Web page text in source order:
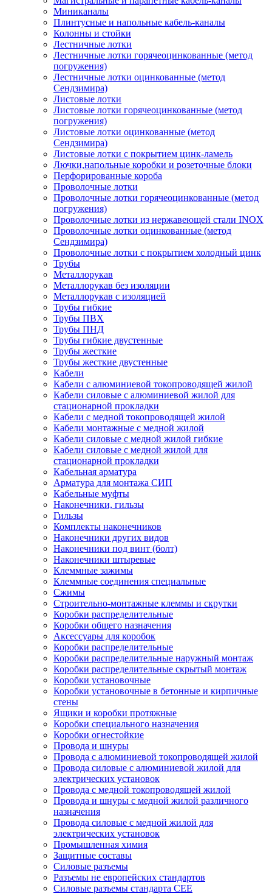
Миниканалы
Плинтусные и напольные кабель-каналы
Колонны и стойки
Лестничные лотки
Лестничные лотки горячеоцинкованные (метод
погружения)
Лестничные лотки оцинкованные (метод
Сендзимира)
Листовые лотки
Листовые лотки горячеоцинкованные (метод
погружения)
Листовые лотки оцинкованные (метод
Сендзимира)
Листовые лотки с покрытием цинк-ламель
Лючки,напольные коробки и розеточные блоки
Перфорированные короба
Проволочные лотки
Проволочные лотки горячеоцинкованные (метод
погружения)
Проволочные лотки из нержавеющей стали INOX
Проволочные лотки оцинкованные (метод
Сендзимира)
Проволочные лотки с покрытием холодный цинк
Трубы
Металлорукав
Металлорукав без изоляции
Металлорукав с изоляцией
Трубы гибкие
Трубы ПВХ
Трубы ПНД
Трубы гибкие двустенные
Трубы жесткие
Трубы жесткие двустенные
Кабели
Кабели с алюминиевой токопроводящей жилой
Кабели силовые с алюминиевой жилой для
стационарной прокладки
Кабели с медной токопроводящей жилой
Кабели монтажные с медной жилой
Кабели силовые с медной жилой гибкие
Кабели силовые с медной жилой для
стационарной прокладки
Кабельная арматура
Арматура для монтажа СИП
Кабельные муфты
Наконечники, гильзы
Гильзы
Комплекты наконечников
Наконечники других видов
Наконечники под винт (болт)
Наконечники штыревые
Клеммные зажимы
Клеммные соединения специальные
Сжимы
Строительно-монтажные клеммы и скрутки
Коробки распределительные
Коробки общего назначения
Аксессуары для коробок
Коробки распределительные
Коробки распределительные наружный монтаж
Коробки распределительные скрытый монтаж
Коробки установочные
Коробки установочные в бетонные и кирпичные
стены
Ящики и коробки протяжные
Коробки специального назначения
Коробки огнестойкие
Провода и шнуры
Провода с алюминиевой токопроводящей жилой
Провода силовые с алюминиевой жилой для
электрических установок
Провода с медной токопроводящей жилой
Провода и шнуры с медной жилой различного
назначения
Провода силовые с медной жилой для
электрических установок
Промышленная химия
Защитные составы
Силовые разъемы
Разъемы не европейских стандартов
Силовые разъемы стандарта CEE